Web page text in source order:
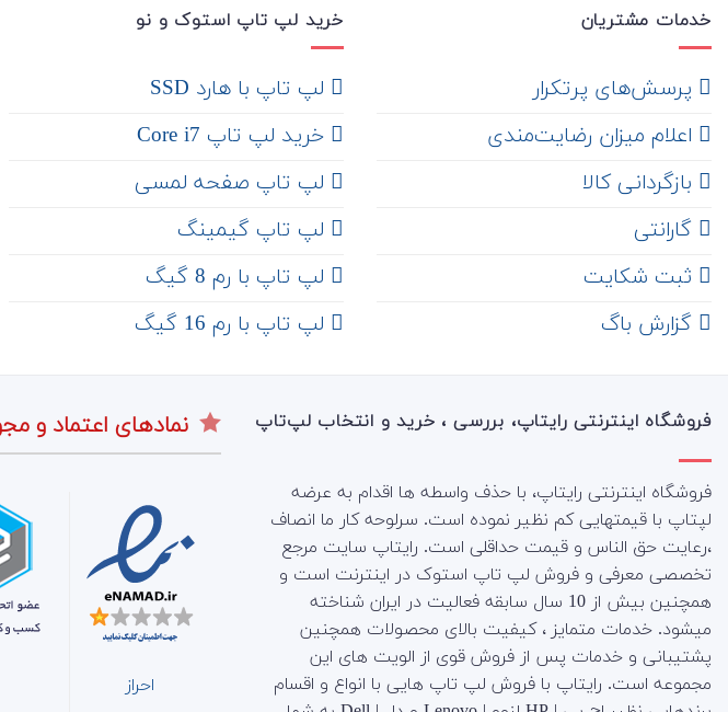
خدمات مشتریان
‌ پرسش‌های پرتکرار
اعلام میزان رضایت‌مندی
‌ بازگردانی کالا
گارانتی
ثبت شکایت
‌ گزارش باگ
خرید لپ تاپ استوک و نو
لپ تاپ با هارد SSD
خرید لپ تاپ Core i7
لپ تاپ صفحه لمسی
لپ تاپ گیمینگ
لپ تاپ با رم 8 گیگ
لپ تاپ با رم 16 گیگ
فروشگاه اینترنتی رایتاپ، بررسی ، خرید و انتخاب لپ‌تاپ
فروشگاه اینترنتی رایتاپ، با حذف واسطه ها اقدام به عرضه
لپتاپ با قیمتهایی کم نظیر نموده است. سرلوحه کار ما انصاف
،رعایت حق الناس و قیمت حداقلی است. رایتاپ سایت مرجع
تخصصی معرفی و فروش لپ تاپ استوک در اینترنت است و
همچنین بیش از 10 سال سابقه فعالیت در ایران شناخته
میشود. خدمات متمایز ، کیفیت بالای محصولات همچنین
پشتیبانی و خدمات پس از فروش قوی از الویت های این
مجموعه است. رایتاپ با فروش لپ تاپ هایی با انواع و اقسام
نمادهای اعتماد و
احراز